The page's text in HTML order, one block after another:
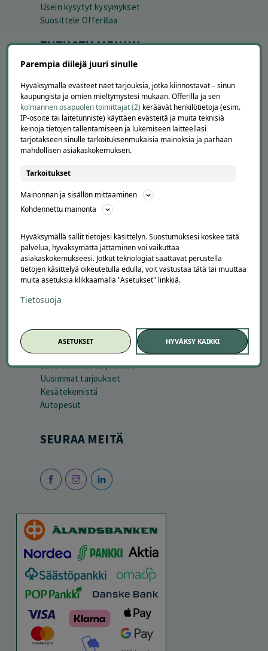
Usein kysytyt kysymykset
Suosittele Offerillaa
TUTUSTU MEIHIN
Tietoa meistä
Tilaa uutiskirje
Avoimet työpaikat
Offerilla mediassa
YRITYKSILLE
Vaikuttajayhteistyö
Partneriportaali
SESONGISSA
Suosituimmat tarjoukset
Uusimmat tarjoukset
Kesätekemistä
Autopesut
SEURAA MEITÄ
Parempia diilejä juuri sinulle
Hyväksymällä evästeet näet tarjouksia, jotka kiinnostavat – sinun
kaupungista ja omien mieltymystesi mukaan. Offerilla ja sen
kolmannen osapuolen toimittajat (2) keräävät henkilötietoja (esim.
IP-osoite tai laitetunniste) käyttäen evästeitä ja muita teknisiä
keinoja tietojen tallentamiseen ja lukemiseen laitteellasi
tarjotakseen sinulle tarkoituksenmukaisia mainoksia ja parhaan
mahdollisen asiakaskokemuksen.
Tarkoitukset
Mainonnan ja sisällön mittaaminen
Kohdennettu mainonta
Hyväksymällä sallit tietojesi käsittelyn. Suostumuksesi koskee tätä
palvelua, hyväksymättä jättäminen voi vaikuttaa
asiakaskokemukseesi. Jotkut teknologiat saattavat perustella
tietojen käsittelyä oikeutetulla edulla, voit vastustaa tätä tai muuttaa
muita asetuksia klikkaamalla "Asetukset" linkkiä.
Tietosuoja
ASETUKSET HYVÄKSY KAIKKI